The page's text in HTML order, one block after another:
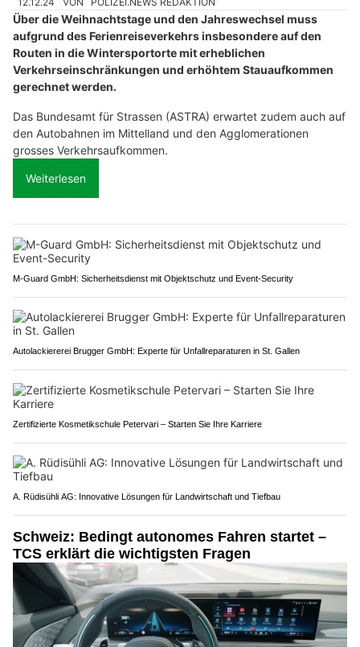
Über die Weihnachtstage und den Jahreswechsel muss
aufgrund des Ferienreiseverkehrs insbesondere auf den
Routen in die Wintersportorte mit erheblichen
Verkehrseinschränkungen und erhöhtem Stauaufkommen
gerechnet werden.
Das Bundesamt für Strassen (ASTRA) erwartet zudem auch auf
den Autobahnen im Mittelland und den Agglomerationen
grosses Verkehrsaufkommen.
Weiterlesen
M-Guard GmbH: Sicherheitsdienst mit Objektschutz und Event-Security
Autolackiererei Brugger GmbH: Experte für Unfallreparaturen in St. Gallen
Zertifizierte Kosmetikschule Petervari – Starten Sie Ihre Karriere
A. Rüdisühli AG: Innovative Lösungen für Landwirtschaft und Tiefbau
Schweiz: Bedingt autonomes Fahren startet –
TCS erklärt die wichtigsten Fragen